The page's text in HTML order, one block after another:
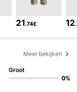
21.74€ 12
Meer bekijken
Groot
0%